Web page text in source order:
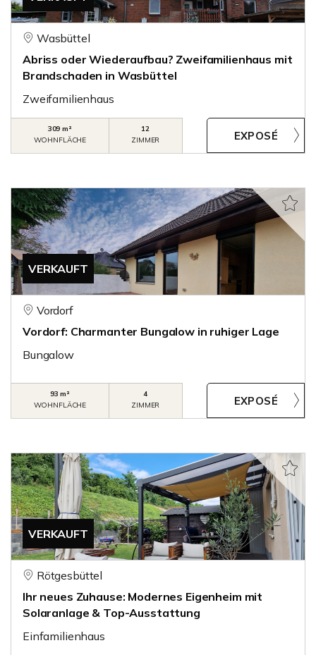
Wasbüttel
Abriss oder Wiederaufbau? Zweifamilienhaus mit
Brandschaden in Wasbüttel
Zweifamilienhaus
309 m²
WOHNFLÄCHE
12
ZIMMER
VERKAUFT
Vordorf
Vordorf: Charmanter Bungalow in ruhiger Lage
Bungalow
93 m²
WOHNFLÄCHE
4
ZIMMER
VERKAUFT
Rötgesbüttel
Ihr neues Zuhause: Modernes Eigenheim mit
Solaranlage & Top-Ausstattung
Einfamilienhaus